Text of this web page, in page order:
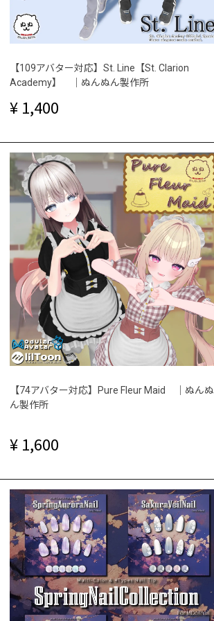
【109アバター対応】St. Line【St. Clarion
Academy】 ｜ぬんぬん製作所
1,400
【74アバター対応】Pure Fleur Maid ｜ぬんぬ
ん製作所
1,600